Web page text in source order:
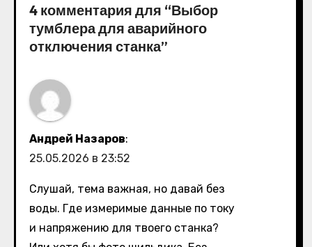
4 комментария для “Выбор
тумблера для аварийного
отключения станка”
Андрей Назаров:
25.05.2026 в 23:52
Слушай, тема важная, но давай без
воды. Где измеримые данные по току
и напряжению для твоего станка?